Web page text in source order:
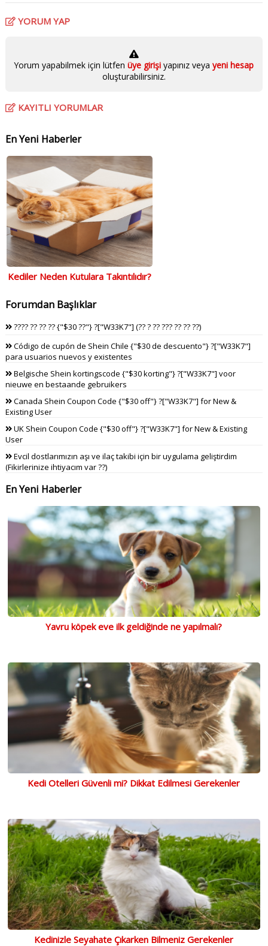
YORUM YAP
Yorum yapabilmek için lütfenüye girişiyapınız veya yeni hesap
oluşturabilirsiniz.
KAYITLI YORUMLAR
En Yeni Haberler
Kediler Neden Kutulara Takıntılıdır?
Forumdan Başlıklar
???? ?? ?? ?? {"$30 ??"} ?["W33K7"] (?? ? ?? ??? ?? ?? ??)
Código de cupón de Shein Chile {"$30 de descuento"} ?["W33K7"]
para usuarios nuevos y existentes
Belgische Shein kortingscode {"$30 korting"} ?["W33K7"] voor
nieuwe en bestaande gebruikers
Canada Shein Coupon Code {"$30 off"} ?["W33K7"] for New &
Existing User
UK Shein Coupon Code {"$30 off"} ?["W33K7"] for New & Existing
User
Evcil dostlarımızın aşı ve ilaç takibi için bir uygulama geliştirdim
(Fikirlerinize ihtiyacım var ??)
En Yeni Haberler
Yavru köpek eve ilk geldiğinde ne yapılmalı?
Kedi Otelleri Güvenli mi? Dikkat Edilmesi Gerekenler
Kedinizle Seyahate Çıkarken Bilmeniz Gerekenler